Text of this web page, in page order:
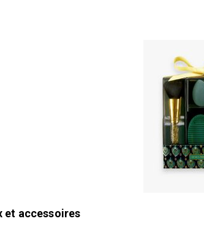
et accessoires